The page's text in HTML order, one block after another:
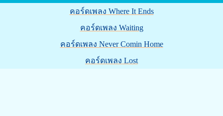
คอร์ดเพลง Where It Ends
คอร์ดเพลง Waiting
คอร์ดเพลง Never Comin Home
คอร์ดเพลง Lost